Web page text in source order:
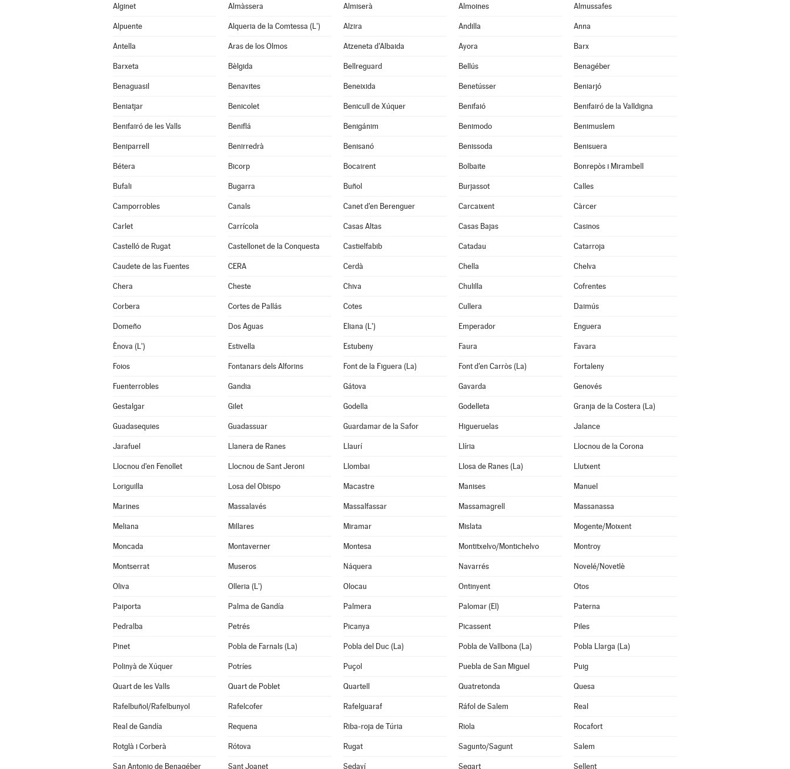
Alginet Almàssera Almiserà Almoines Almussafes
Alpuente Alqueria de la Comtessa (L') Alzira Andilla Anna
Antella Aras de los Olmos Atzeneta d'Albaida Ayora Barx
Barxeta Bèlgida Bellreguard Bellús Benagéber
Benaguasil Benavites Beneixida Benetússer Beniarjó
Beniatjar Benicolet Benicull de Xúquer Benifaió Benifairó de la Valldigna
Benifairó de les Valls Beniflá Benigánim Benimodo Benimuslem
Beniparrell Benirredrà Benisanó Benissoda Benisuera
Bétera Bicorp Bocairent Bolbaite Bonrepòs i Mirambell
Bufali Bugarra Buñol Burjassot Calles
Camporrobles Canals Canet d'en Berenguer Carcaixent Càrcer
Carlet Carrícola Casas Altas Casas Bajas Casinos
Castelló de Rugat Castellonet de la Conquesta Castielfabib Catadau Catarroja
Caudete de las Fuentes CERA Cerdà Chella Chelva
Chera Cheste Chiva Chulilla Cofrentes
Corbera Cortes de Pallás Cotes Cullera Daimús
Domeño Dos Aguas Eliana (L') Emperador Enguera
Ènova (L') Estivella Estubeny Faura Favara
Foios Fontanars dels Alforins Font de la Figuera (La) Font d'en Carròs (La) Fortaleny
Fuenterrobles Gandia Gátova Gavarda Genovés
Gestalgar Gilet Godella Godelleta Granja de la Costera (La)
Guadasequies Guadassuar Guardamar de la Safor Higueruelas Jalance
Jarafuel Llanera de Ranes Llaurí Llíria Llocnou de la Corona
Llocnou d'en Fenollet Llocnou de Sant Jeroni Llombai Llosa de Ranes (La) Llutxent
Loriguilla Losa del Obispo Macastre Manises Manuel
Marines Massalavés Massalfassar Massamagrell Massanassa
Meliana Millares Miramar Mislata Mogente/Moixent
Moncada Montaverner Montesa Montitxelvo/Montichelvo Montroy
Montserrat Museros Náquera Navarrés Novelé/Novetlè
Oliva Olleria (L') Olocau Ontinyent Otos
Paiporta Palma de Gandía Palmera Palomar (El) Paterna
Pedralba Petrés Picanya Picassent Piles
Pinet Pobla de Farnals (La) Pobla del Duc (La) Pobla de Vallbona (La) Pobla Llarga (La)
Polinyà de Xúquer Potríes Puçol Puebla de San Miguel Puig
Quart de les Valls Quart de Poblet Quartell Quatretonda Quesa
Rafelbuñol/Rafelbunyol Rafelcofer Rafelguaraf Ráfol de Salem Real
Real de Gandía Requena Riba-roja de Túria Riola Rocafort
Rotglà i Corberà Rótova Rugat Sagunto/Sagunt Salem
San Antonio de Benagéber Sant Joanet Sedaví Segart Sellent